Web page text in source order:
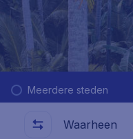
Meerdere steden
Waarheen